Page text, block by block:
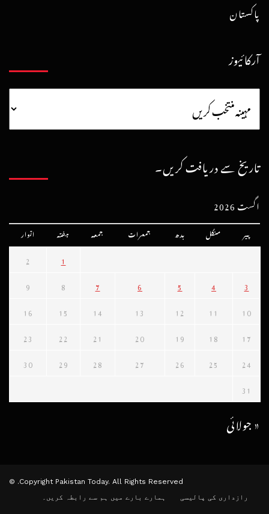
پاکستان
آرکائیوز
تاریخ سے دریافت کریں۔
اگست 2026
پیر منگل بدھ جمعرات جمعہ ہفتہ اتوار
1
2
3
4
5
6
7
8
9
10
11
12
13
14
15
16
17
18
19
20
21
22
23
24
25
26
27
28
29
30
31
« جولائی
Copyright Pakistan Today. All Rights Reserved. ©
رازداری کی پالیسی
ہمارے بارے میں ہم سے رابطہ کریں۔